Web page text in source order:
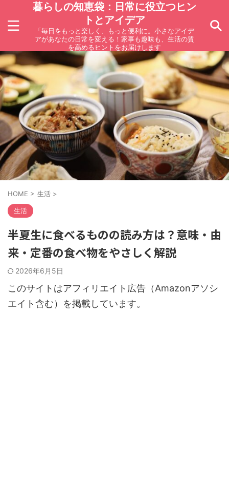
暮らしの知恵袋：日常に役立つヒン
トとアイデア
「毎日をもっと楽しく、もっと便利に。小さなアイデ
アがあなたの日常を変える！家事も趣味も、生活の質
を高めるヒントをお届けします
HOME > 生活 >
生活
半夏生に食べるものの読み方は？意味・由
来・定番の食べ物をやさしく解説
2026年6月5日
このサイトはアフィリエイト広告（Amazonアソシ
エイト含む）を掲載しています。